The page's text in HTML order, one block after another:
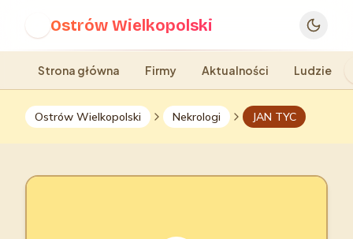
Ostrów Wielkopolski
Strona główna Firmy Aktualności Ludzie
Ostrów Wielkopolski Nekrologi JAN TYC